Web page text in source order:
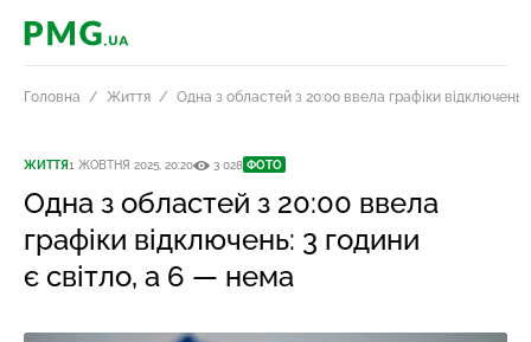
PMG.ua
Головна Життя Одна з областей з 20:00 ввела графіки
ЖИТТЯ1 ЖОВТНЯ 2025, 20:20 3 028 ФОТО
Одна з областей з 20:00 ввела
графіки відключень: 3 години
є світло, а 6 — нема